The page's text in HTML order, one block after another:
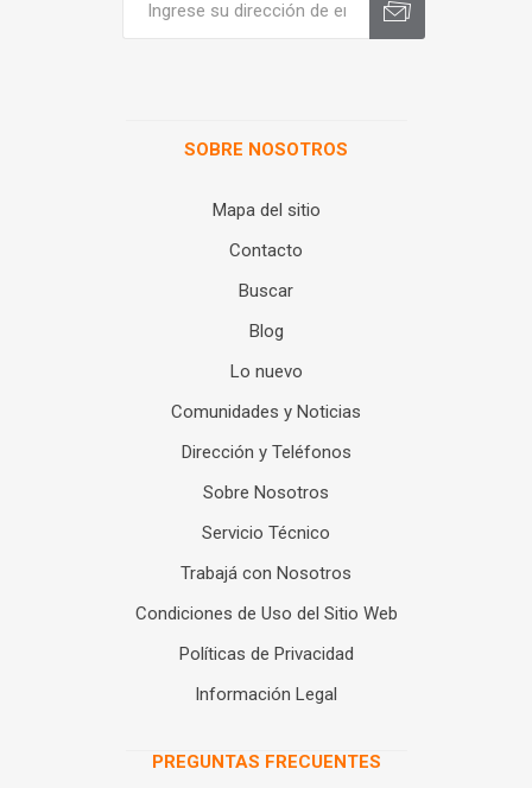
SOBRE NOSOTROS
Mapa del sitio
Contacto
Buscar
Blog
Lo nuevo
Comunidades y Noticias
Dirección y Teléfonos
Sobre Nosotros
Servicio Técnico
Trabajá con Nosotros
Condiciones de Uso del Sitio Web
Políticas de Privacidad
Información Legal
PREGUNTAS FRECUENTES